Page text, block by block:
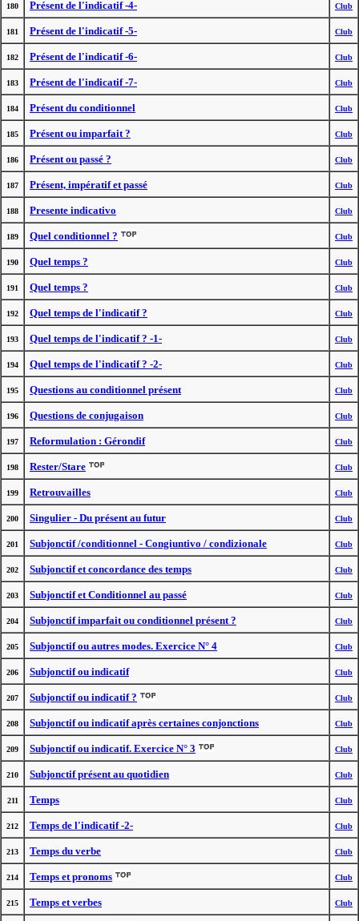
180 Présent de l'indicatif -4- Club
181 Présent de l'indicatif -5- Club
182 Présent de l'indicatif -6- Club
183 Présent de l'indicatif -7- Club
184 Présent du conditionnel Club
185 Présent ou imparfait ? Club
186 Présent ou passé ? Club
187 Présent, impératif et passé Club
188 Presente indicativo Club
189 Quel conditionnel ? Club
190 Quel temps ? Club
191 Quel temps ? Club
192 Quel temps de l'indicatif ? Club
193 Quel temps de l'indicatif ? -1- Club
194 Quel temps de l'indicatif ? -2- Club
195 Questions au conditionnel présent Club
196 Questions de conjugaison Club
197 Reformulation : Gérondif Club
198 Rester/Stare Club
199 Retrouvailles Club
200 Singulier - Du présent au futur Club
201 Subjonctif /conditionnel - Congiuntivo / condizionale Club
202 Subjonctif et concordance des temps Club
203 Subjonctif et Conditionnel au passé Club
204 Subjonctif imparfait ou conditionnel présent ? Club
205 Subjonctif ou autres modes. Exercice N° 4 Club
206 Subjonctif ou indicatif Club
207 Subjonctif ou indicatif ? Club
208 Subjonctif ou indicatif après certaines conjonctions Club
209 Subjonctif ou indicatif. Exercice N° 3 Club
210 Subjonctif présent au quotidien Club
211 Temps Club
212 Temps de l'indicatif -2- Club
213 Temps du verbe Club
214 Temps et pronoms Club
215 Temps et verbes Club